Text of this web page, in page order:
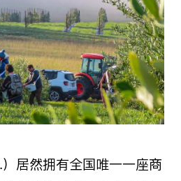
居然拥有全国唯一一座商